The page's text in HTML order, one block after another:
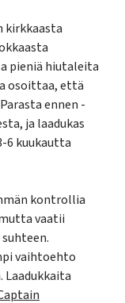
kirkkaasta
pieniä hiutaleita
osoittaa, että
ennen -
ja laadukas
6 kuukautta
kontrollia
vaatii
vaihtoehto